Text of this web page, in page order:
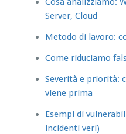
Server, Cloud
Metodo di lavoro:
Come riduciamo
Severità e priorità:
viene prima
Esempi di
incidenti veri)